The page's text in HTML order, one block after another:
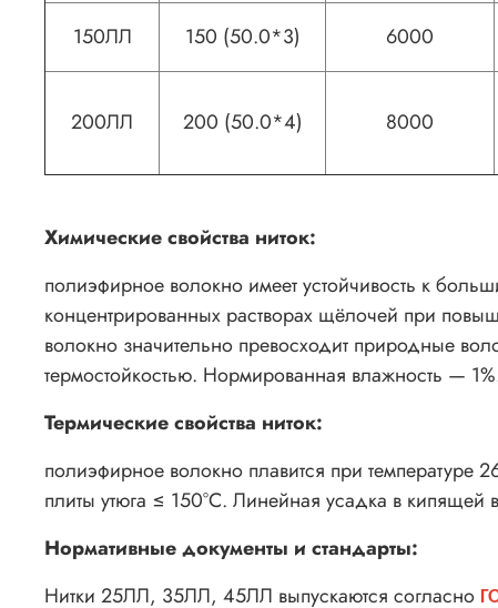
150ЛЛ
150 (50.0*3) 6000
200ЛЛ 200 (50.0*4) 8000
Химические свойства ниток:
полиэфирное волокно имеет устойчивость к
концентрированных растворах щёлочей при
волокно значительно превосходит природные
термостойкостью. Нормированная влажность —
Термические свойства ниток:
полиэфирное волокно плавится при температуре
плиты утюга ≤ 150°С. Линейная усадка в кипящей
Нормативные документы и стандарты:
Нитки 25ЛЛ, 35ЛЛ, 45ЛЛ выпускаются согласно